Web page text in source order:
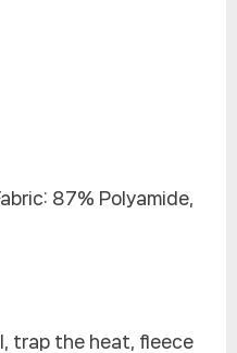
87% Polyamide,
trap the heat, fleece